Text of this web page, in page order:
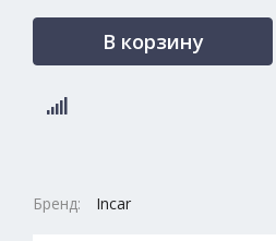
В корзину
Бренд: Incar